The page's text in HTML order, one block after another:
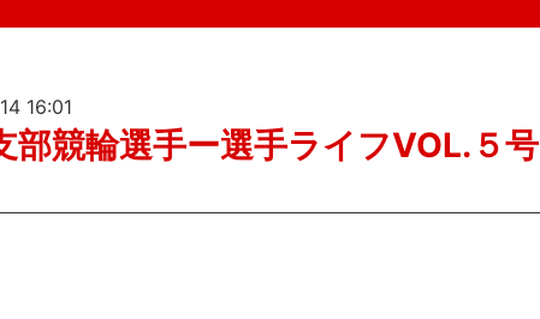
16:01
部競輪選手ー選手ライフVOL.５号